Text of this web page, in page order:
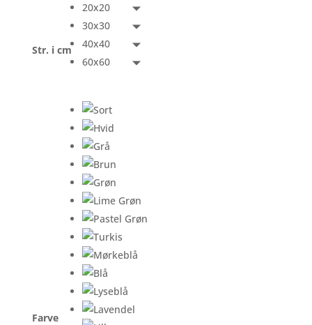
Str. i cm
20x20
30x30
40x40
60x60
Farve